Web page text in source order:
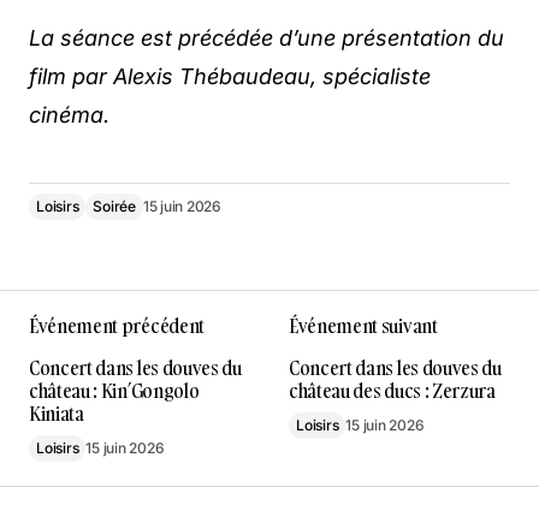
La séance est précédée d’une présentation du
film par Alexis Thébaudeau, spécialiste
cinéma.
Loisirs Soirée 15 juin 2026
Événement précédent
Concert dans les douves du
château : Kin’Gongolo
Kiniata
Loisirs 15 juin 2026
Événement suivant
Concert dans les douves du
château des ducs : Zerzura
Loisirs 15 juin 2026